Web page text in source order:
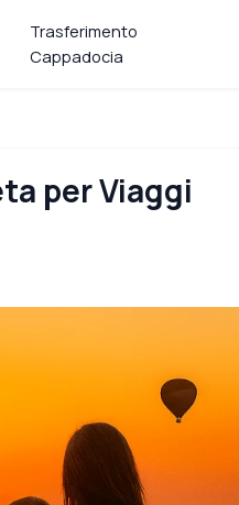
Trasferimento
Cappadocia
per Viaggi